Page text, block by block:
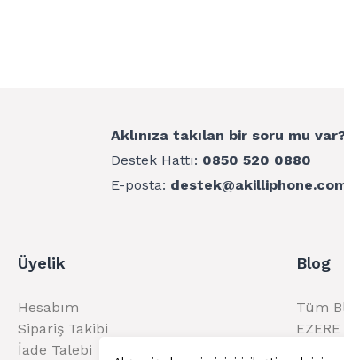
Aklınıza takılan bir soru mu
Destek Hattı: 0850 520 0880
E-posta:
Üyelik
Hesabım
Sipariş Takibi
İade Talebi
Blog
Tüm